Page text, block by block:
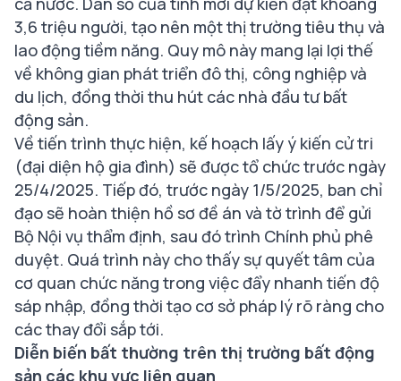
3,6 triệu người, tạo nên một thị trường tiêu thụ và
lao động tiềm năng. Quy mô này mang lại lợi thế
về không gian phát triển đô thị, công nghiệp và
du lịch, đồng thời thu hút các nhà đầu tư bất
động sản.
Về tiến trình thực hiện, kế hoạch lấy ý kiến cử tri
(đại diện hộ gia đình) sẽ được tổ chức trước ngày
25/4/2025. Tiếp đó, trước ngày 1/5/2025, ban chỉ
đạo sẽ hoàn thiện hồ sơ đề án và tờ trình để gửi
Bộ Nội vụ thẩm định, sau đó trình Chính phủ phê
duyệt. Quá trình này cho thấy sự quyết tâm của
cơ quan chức năng trong việc đẩy nhanh tiến độ
sáp nhập, đồng thời tạo cơ sở pháp lý rõ ràng cho
các thay đổi sắp tới.
Diễn biến bất thường trên thị trường bất động
sản các khu vực liên quan